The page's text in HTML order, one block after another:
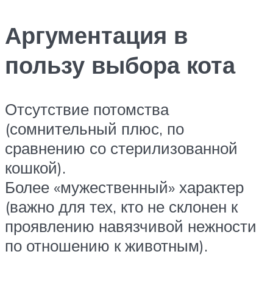
Аргументация в
пользу выбора кота
Отсутствие потомства
(сомнительный плюс, по
сравнению со стерилизованной
кошкой).
Более «мужественный» характер
(важно для тех, кто не склонен к
проявлению навязчивой нежности
по отношению к животным).